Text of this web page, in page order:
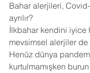
Bahar alerjileri, Covid-
ayrılır?
İlkbahar kendini iyice
mevsimsel alerjiler
Henüz dünya
kurtulmamışken burun